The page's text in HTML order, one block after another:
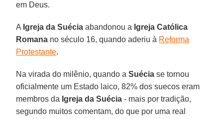
em Deus.
A Igreja da Suécia abandonou a Igreja Católica
Romana no século 16, quando aderiu à Reforma
Protestante.
Na virada do milênio, quando aSuécia se tornou
oficialmente um Estado laico, 82% dos suecos eram
membros da Igreja da Suécia - mais por tradição,
segundo muitos comentam, do que por uma real